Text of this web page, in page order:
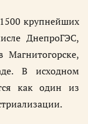
крупнейших
ДнепроГЭС,
В исходном
как один из